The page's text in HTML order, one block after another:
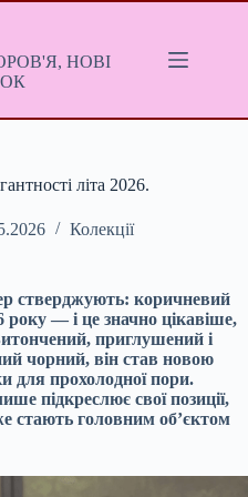
НОВІ
літа 2026.
Колекції
стверджують: коричневий
— і це значно цікавіше,
приглушений і
чорний, він став новою
для прохолодної пори.
підкреслює свої позиції,
стають головним об’єктом